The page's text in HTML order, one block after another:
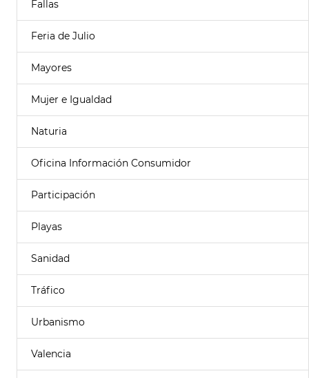
Fallas
Feria de Julio
Mayores
Mujer e Igualdad
Naturia
Oficina Información Consumidor
Participación
Playas
Sanidad
Tráfico
Urbanismo
Valencia